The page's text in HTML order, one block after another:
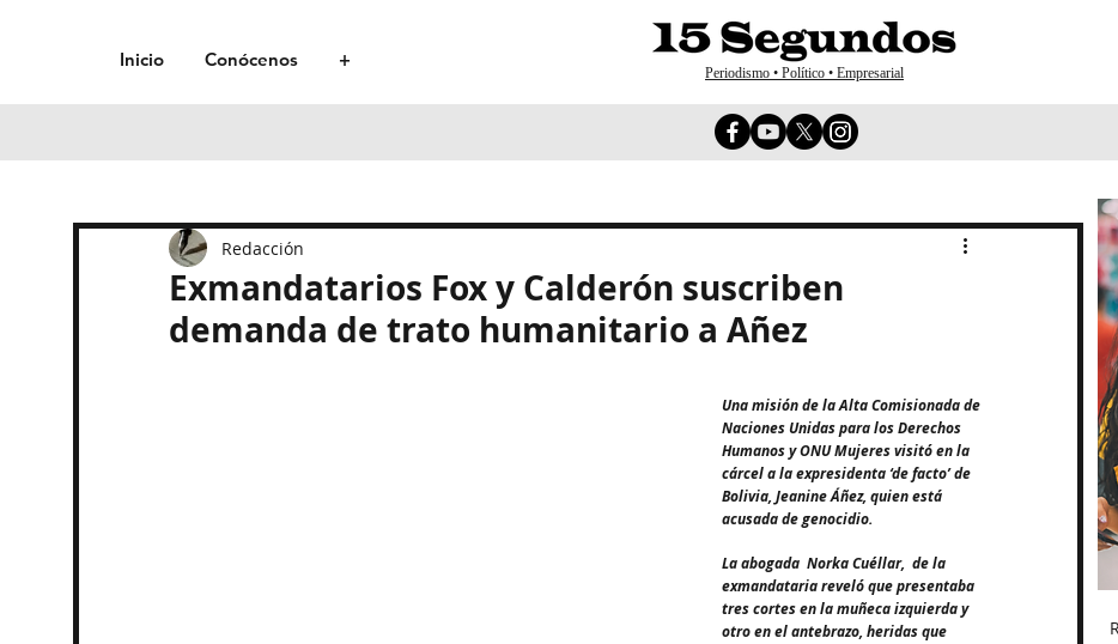
Inicio Conócenos +
Periodismo • Político • Empresarial
Exmandatarios Fox y Calderón suscriben
demanda de trato humanitario a Añez
Redacción
Una misión de la Alta Comisionada de
Naciones Unidas para los Derechos
Humanos y ONU Mujeres visitó en la
cárcel a la expresidenta ‘de facto’ de
Bolivia, Jeanine Áñez, quien está
acusada de genocidio.
La abogada  Norka Cuéllar,  de la
exmandataria reveló que presentaba
tres cortes en la muñeca izquierda y
otro en el antebrazo, heridas que